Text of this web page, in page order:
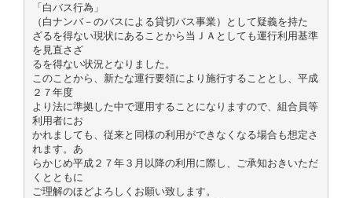
「白バス行為」
（白ナンバ－のバスによる貸切バス事業）として疑義を持た
ざるを得ない現状にあることから当ＪＡとしても運行利用基準
を見直さざ
るを得ない状況となりました。
このことから、新たな運行要領により施行することとし、平成
２７年度
より法に準拠した中で運用することになりますので、組合員等
利用者にお
かれましても、従来と同様の利用ができなくなる場合も想定さ
れます。あ
らかじめ平成２７年３月以降の利用に際し、ご承知おきいただ
くとともに
ご理解のほどよろしくお願い致します。